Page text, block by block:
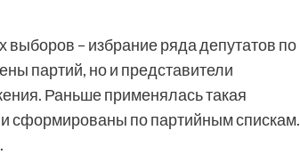
– избрание ряда депутатов по
партий, но и представители
Раньше применялась такая
сформированы по партийным спискам.